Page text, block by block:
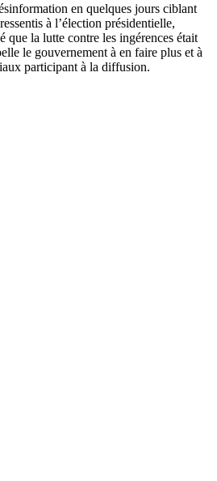
en quelques jours ciblant
à l’élection présidentielle,
que la lutte contre les ingérences était
le gouvernement à en faire plus et à
participant à la diffusion.